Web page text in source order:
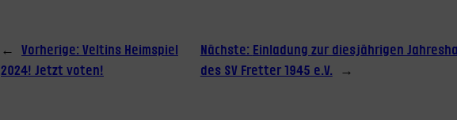
← Vorherige: Veltins Heimspiel
2024! Jetzt voten!
Nächste: Einladung zur diesjährigen
des SV Fretter 1945 e.V.
→